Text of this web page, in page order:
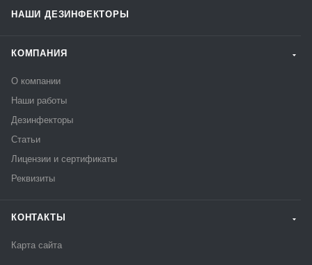
НАШИ ДЕЗИНФЕКТОРЫ
КОМПАНИЯ
О компании
Наши работы
Дезинфекторы
Статьи
Лицензии и сертификаты
Реквизиты
КОНТАКТЫ
Карта сайта